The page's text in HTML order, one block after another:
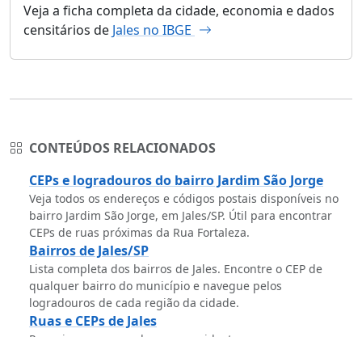
Veja a ficha completa da cidade, economia e dados
censitários de Jales no IBGE
CONTEÚDOS RELACIONADOS
CEPs e logradouros do bairro Jardim São Jorge
Veja todos os endereços e códigos postais disponíveis no
bairro Jardim São Jorge, em Jales/SP. Útil para encontrar
CEPs de ruas próximas da Rua Fortaleza.
Bairros de Jales/SP
Lista completa dos bairros de Jales. Encontre o CEP de
qualquer bairro do município e navegue pelos
logradouros de cada região da cidade.
Ruas e CEPs de Jales